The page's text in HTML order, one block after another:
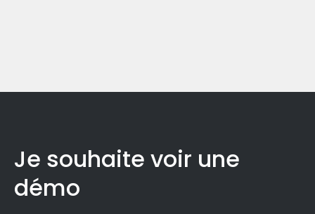
Je souhaite voir une
démo